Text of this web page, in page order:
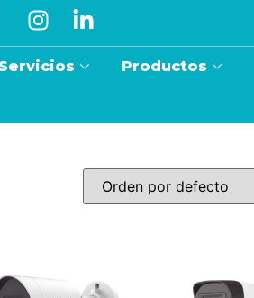
Servicios Productos